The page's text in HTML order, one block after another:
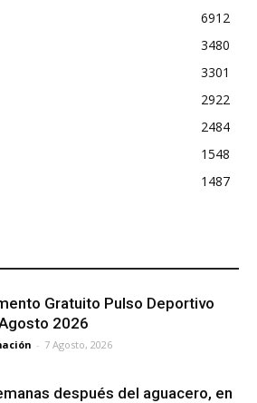
6912
3480
3301
2922
2484
1548
1487
Gratuito Pulso Deportivo
2026
- 7 Agosto, 2026
después del aguacero, en